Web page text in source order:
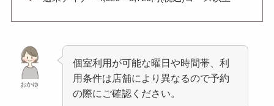
おかゆ
個室利用が可能な曜日や時間帯、利
用条件は店舗により異なるので予約
の際にご確認ください。